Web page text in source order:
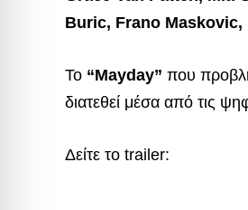
Buric, Frano Maskovic,
Το “Mayday” που
διατεθεί μέσα από τις
Δείτε το trailer: